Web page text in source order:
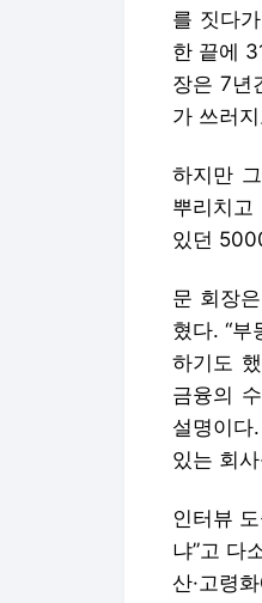
를 짓다
한 끝에
장은 7년
가 쓰러
하지만
뿌리치
있던
문 회장
혔다. “
하기도
금융의
설명이
있는 회
인터뷰
냐”고 다
산·고령